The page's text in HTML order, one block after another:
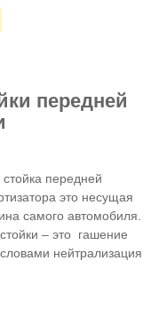
передней
передней
это несущая
самого автомобиля.
– это гашение
нейтрализация